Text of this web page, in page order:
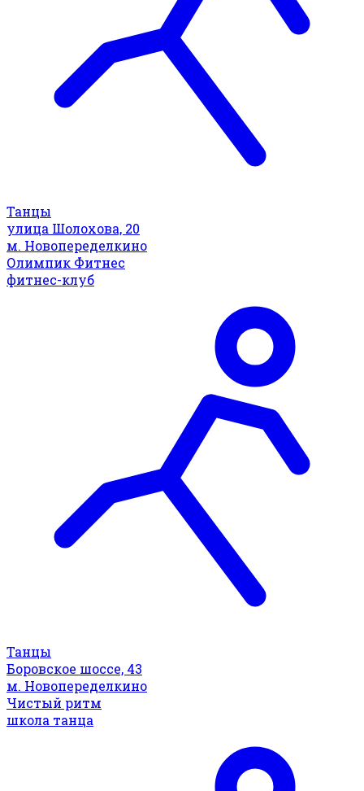
Танцы
улица Шолохова, 20
м. Новопеределкино
Олимпик Фитнес
фитнес-клуб
Танцы
Боровское шоссе, 43
м. Новопеределкино
Чистый ритм
школа танца